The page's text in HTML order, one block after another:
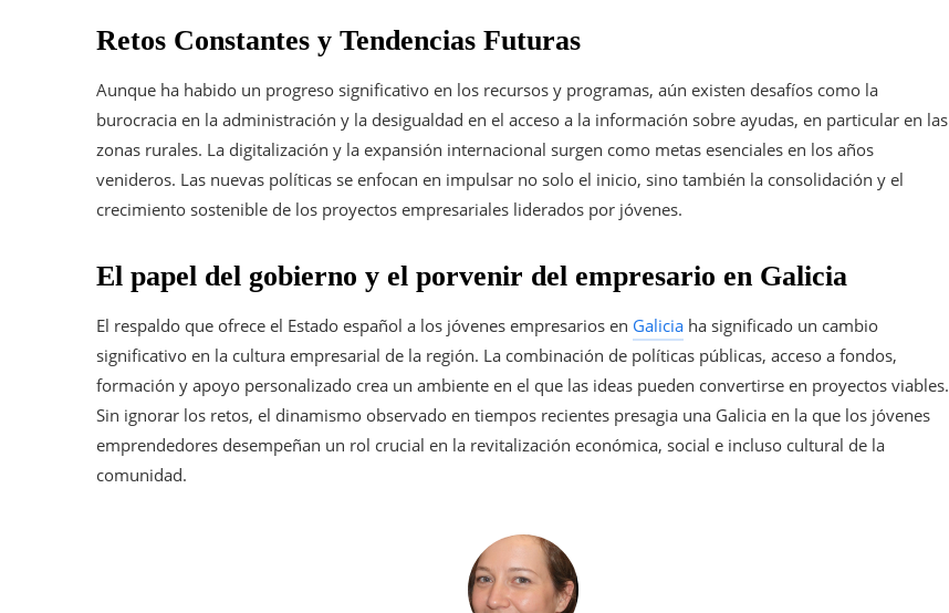
Retos Constantes y Tendencias Futuras
Aunque ha habido un progreso significativo en los recursos y programas, aún existen desafíos como la
burocracia en la administración y la desigualdad en el acceso a la información sobre ayudas, en particular en las
zonas rurales. La digitalización y la expansión internacional surgen como metas esenciales en los años
venideros. Las nuevas políticas se enfocan en impulsar no solo el inicio, sino también la consolidación y el
crecimiento sostenible de los proyectos empresariales liderados por jóvenes.
El papel del gobierno y el porvenir del empresario en Galicia
El respaldo que ofrece el Estado español a los jóvenes empresarios en Galicia ha significado un cambio
significativo en la cultura empresarial de la región. La combinación de políticas públicas, acceso a fondos,
formación y apoyo personalizado crea un ambiente en el que las ideas pueden convertirse en proyectos viables.
Sin ignorar los retos, el dinamismo observado en tiempos recientes presagia una Galicia en la que los jóvenes
emprendedores desempeñan un rol crucial en la revitalización económica, social e incluso cultural de la
comunidad.